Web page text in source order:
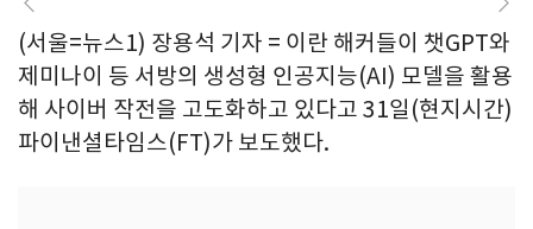
(서울=뉴스1) 장용석 기자 = 이란 해커들이 챗GPT와
제미나이 등 서방의 생성형 인공지능(AI) 모델을 활용
해 사이버 작전을 고도화하고 있다고 31일(현지시간)
파이낸셜타임스(FT)가 보도했다.